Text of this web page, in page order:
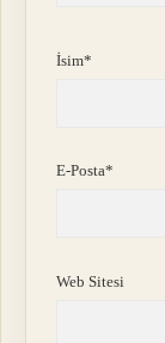
İsim*
E-Posta*
Web Sitesi